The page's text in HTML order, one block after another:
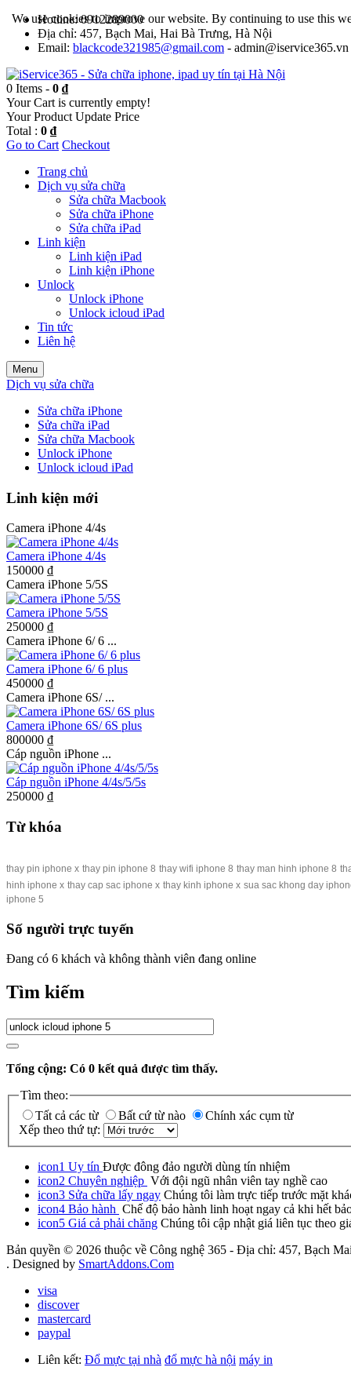
Hotline: 0912289000
Địa chỉ: 457, Bạch Mai, Hai Bà Trưng, Hà Nội
Email: blackcode321985@gmail.com - admin@iservice365.vn
0 Items - 0 ₫
Your Cart is currently empty!
Your Product Update Price
Total : 0 ₫
Go to Cart Checkout
Trang chủ
Dịch vụ sửa chữa
Sửa chữa Macbook
Sửa chữa iPhone
Sửa chữa iPad
Linh kiện
Linh kiện iPad
Linh kiện iPhone
Unlock
Unlock iPhone
Unlock icloud iPad
Tin tức
Liên hệ
Menu
Dịch vụ sửa chữa
Sửa chữa iPhone
Sửa chữa iPad
Sửa chữa Macbook
Unlock iPhone
Unlock icloud iPad
Linh kiện mới
Camera iPhone 4/4s
Camera iPhone 4/4s
150000 ₫
Camera iPhone 5/5S
Camera iPhone 5/5S
250000 ₫
Camera iPhone 6/ 6 ...
Camera iPhone 6/ 6 plus
450000 ₫
Camera iPhone 6S/ ...
Camera iPhone 6S/ 6S plus
800000 ₫
Cáp nguồn iPhone ...
Cáp nguồn iPhone 4/4s/5/5s
250000 ₫
Từ khóa
thay pin iphone x thay pin iphone 8 thay wifi iphone 8 thay man hinh iphone 8
hinh iphone x thay cap sac iphone x thay kinh iphone x sua sac khong day
iphone 5
Số người trực tuyến
Đang có 6 khách và không thành viên đang online
Tìm kiếm
Tổng cộng: Có 0 kết quả được tìm thấy.
Tìm theo:
Tất cả các từ
Bất cứ từ nào
Chính xác cụm từ
Xếp theo thứ tự:
icon1 Uy tín Được đông đảo người dùng tín nhiệm
icon2 Chuyên nghiệp Với đội ngũ nhân viên tay nghề cao
icon3 Sửa chữa lấy ngay Chúng tôi làm trực tiếp trước mặt
icon4 Bảo hành Chế độ bảo hành linh hoạt ngay cả khi hết
icon5 Giá cả phải chăng Chúng tôi cập nhật giá liên tục theo
Bản quyền © 2026 thuộc về Công nghệ 365 - Địa chỉ: 457, Bạch
. Designed by SmartAddons.Com
visa
discover
mastercard
paypal
Liên kết: Đổ mực tại nhà đổ mực hà nội máy in
We use cookies to improve our website. By continuing to use this